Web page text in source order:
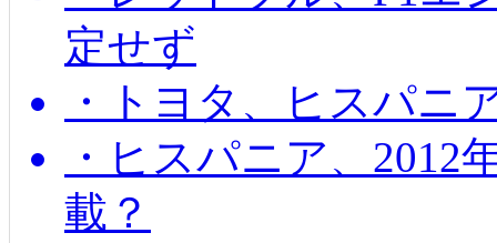
定せず
・トヨタ、ヒスパニ
・ヒスパニア、2012
載？